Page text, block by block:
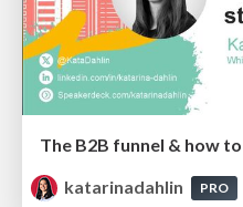
katarinadahlin
PRO